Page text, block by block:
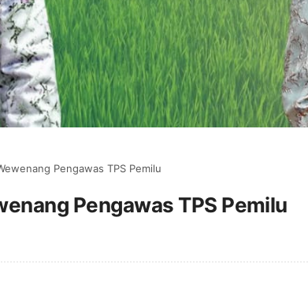
Pengawas TPS Pemilu
Pengawas TPS Pemilu